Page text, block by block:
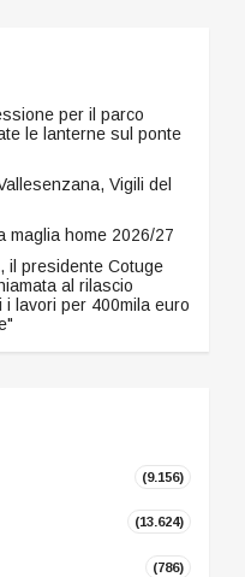
per il parco
le lanterne sul ponte
Vigili del
maglia home 2026/27
il presidente Cotuge
al rilascio
lavori per 400mila euro
(9.156)
(13.624)
(786)